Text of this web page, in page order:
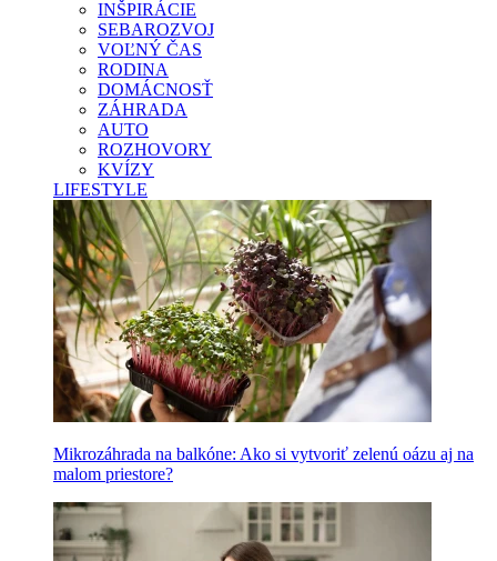
INŠPIRÁCIE
SEBAROZVOJ
VOĽNÝ ČAS
RODINA
DOMÁCNOSŤ
ZÁHRADA
AUTO
ROZHOVORY
KVÍZY
LIFESTYLE
Mikrozáhrada na balkóne: Ako si vytvoriť zelenú oázu aj na
malom priestore?